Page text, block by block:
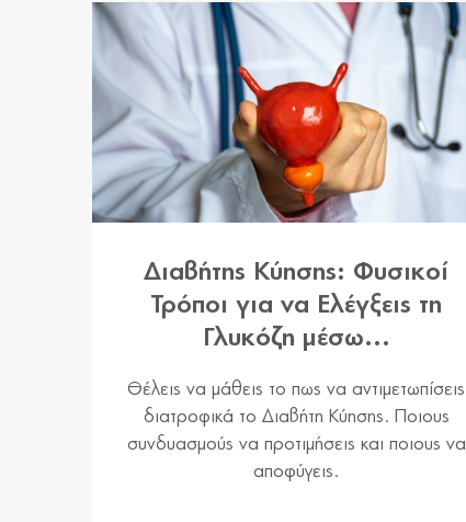
Διαβήτης Κύησης: Φυσικοί
Τρόποι για να Ελέγξεις τη
Γλυκόζη μέσω...
Θέλεις να μάθεις το πως να αντιμετωπίσεις
διατροφικά το Διαβήτη Κύησης. Ποιους
συνδυασμούς να προτιμήσεις και ποιους να
αποφύγεις.